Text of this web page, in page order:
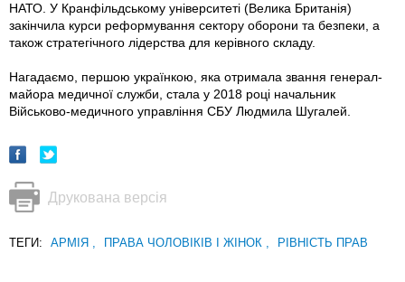
НАТО. У Кранфільдському університеті (Велика Британія)
закінчила курси реформування сектору оборони та безпеки, а
також стратегічного лідерства для керівного складу.
Нагадаємо, першою українкою, яка отримала звання генерал-
майора медичної служби, стала у 2018 році начальник
Військово-медичного управління СБУ Людмила Шугалей.
Друкована версія
ТЕГИ: АРМІЯ , ПРАВА ЧОЛОВІКІВ І ЖІНОК , РІВНІСТЬ ПРАВ